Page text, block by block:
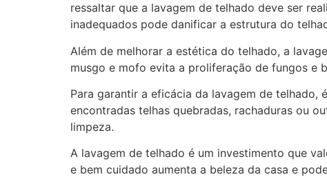
ressaltar que a lavagem de telhado deve ser
inadequados pode danificar a estrutura do
Além de melhorar a estética do telhado, a
musgo e mofo evita a proliferação de fungos e
Para garantir a eficácia da lavagem de telhado,
encontradas telhas quebradas, rachaduras ou
limpeza.
A lavagem de telhado é um investimento que
e bem cuidado aumenta a beleza da casa e